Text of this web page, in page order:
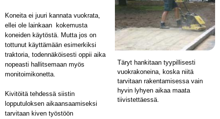
Koneita ei juuri kannata vuokrata,
ellei ole lainkaan kokemusta
koneiden käytöstä. Mutta jos on
tottunut käyttämään esimerkiksi
traktoria, todennäköisesti oppii aika
nopeasti hallitsemaan myös
monitoimikonetta.
Kivitöitä tehdessä siistin
lopputuloksen aikaansaamiseksi
tarvitaan kiven työstöön
Täryt hankitaan tyypillisesti
vuokrakoneina, koska niitä
tarvitaan rakentamisessa vain
hyvin lyhyen aikaa maata
tiivistettäessä.